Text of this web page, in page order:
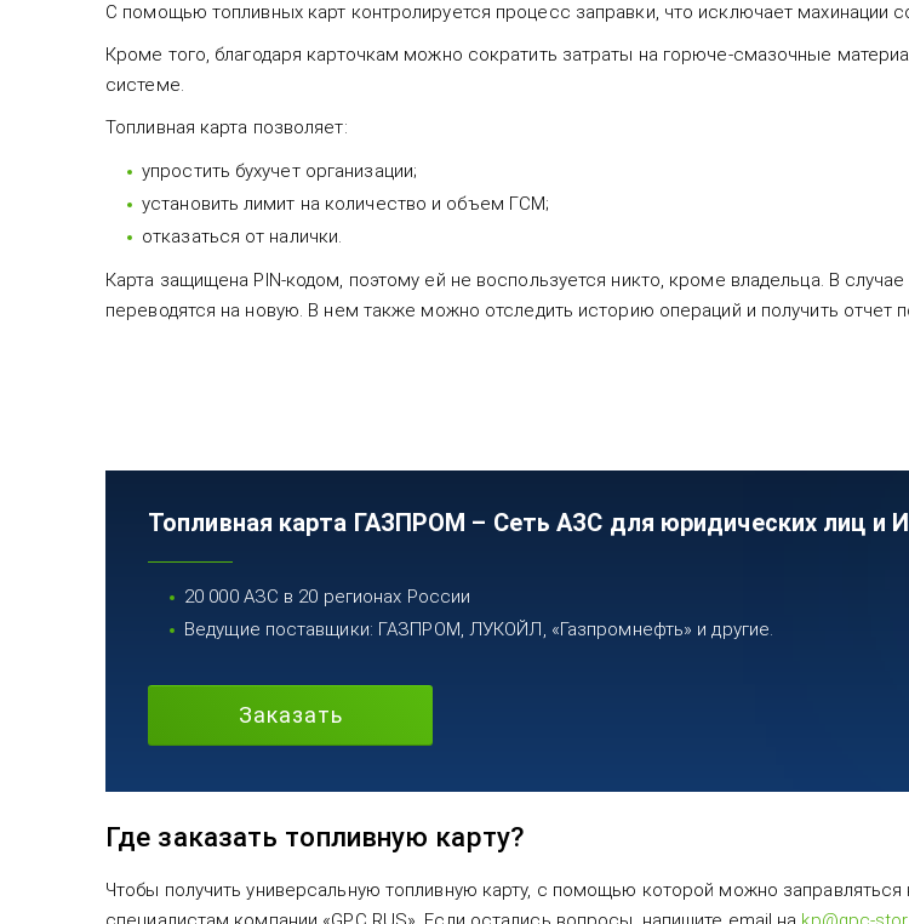
С помощью топливных карт контролируется процесс заправки, что исключает махинации
Кроме того, благодаря карточкам можно сократить затраты на горюче-смазочные
системе.
Топливная карта позволяет:
упростить бухучет организации;
установить лимит на количество и объем ГСМ;
отказаться от налички.
Карта защищена PIN-кодом, поэтому ей не воспользуется никто, кроме владельца. В
переводятся на новую. В нем также можно отследить историю операций и получить отчет
Топливная карта ГАЗПРОМ – Сеть АЗС для юридических лиц и
20 000 АЗС в 20 регионах России
Ведущие поставщики: ГАЗПРОМ, ЛУКОЙЛ, «Газпромнефть» и другие.
Заказать
Где заказать топливную карту?
Чтобы получить универсальную топливную карту, с помощью которой можно